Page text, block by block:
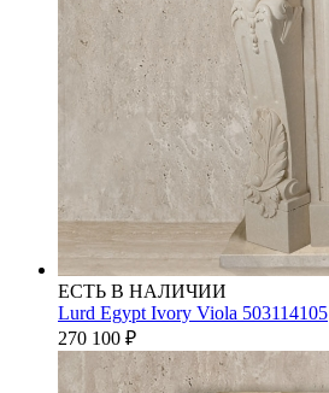
ЕСТЬ В НАЛИЧИИ
Lurd Egypt Ivory Viola 503114105
270 100 ₽